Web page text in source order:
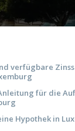
verfügbare
für die
Hypothek in